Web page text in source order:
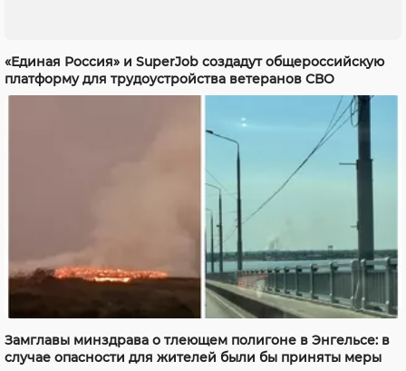
«Единая Россия» и SuperJob создадут общероссийскую
платформу для трудоустройства ветеранов СВО
Замглавы минздрава о тлеющем полигоне в Энгельсе: в
случае опасности для жителей были бы приняты меры